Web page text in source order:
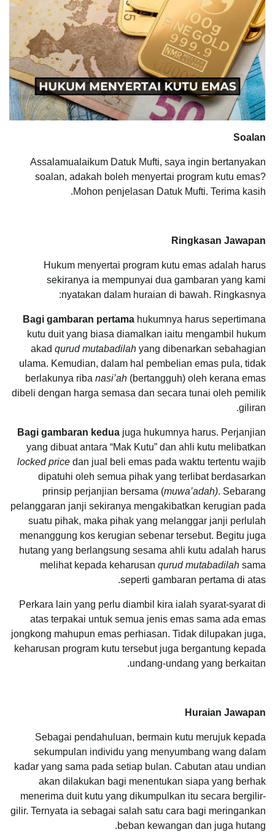
Soalan
Assalamualaikum Datuk Mufti, saya ingin bertanyakan
soalan, adakah boleh menyertai program kutu emas?
Mohon penjelasan Datuk Mufti. Terima kasih.
Ringkasan Jawapan
Hukum menyertai program kutu emas adalah harus
sekiranya ia mempunyai dua gambaran yang kami
nyatakan dalam huraian di bawah. Ringkasnya:
Bagi gambaran pertama hukumnya harus sepertimana
kutu duit yang biasa diamalkan iaitu mengambil hukum
akad qurud mutabadilah yang dibenarkan sebahagian
ulama. Kemudian, dalam hal pembelian emas pula, tidak
berlakunya riba nasi’ah (bertangguh) oleh kerana emas
dibeli dengan harga semasa dan secara tunai oleh pemilik
giliran.
Bagi gambaran kedua juga hukumnya harus. Perjanjian
yang dibuat antara “Mak Kutu” dan ahli kutu melibatkan
locked price dan jual beli emas pada waktu tertentu wajib
dipatuhi oleh semua pihak yang terlibat berdasarkan
prinsip perjanjian bersama (muwa’adah). Sebarang
pelanggaran janji sekiranya mengakibatkan kerugian pada
suatu pihak, maka pihak yang melanggar janji perlulah
menanggung kos kerugian sebenar tersebut. Begitu juga
hutang yang berlangsung sesama ahli kutu adalah harus
melihat kepada keharusan qurud mutabadilah sama
seperti gambaran pertama di atas.
Perkara lain yang perlu diambil kira ialah syarat-syarat di
atas terpakai untuk semua jenis emas sama ada emas
jongkong mahupun emas perhiasan. Tidak dilupakan juga,
keharusan program kutu tersebut juga bergantung kepada
undang-undang yang berkaitan.
Huraian Jawapan
Sebagai pendahuluan, bermain kutu merujuk kepada
sekumpulan individu yang menyumbang wang dalam
kadar yang sama pada setiap bulan. Cabutan atau undian
akan dilakukan bagi menentukan siapa yang berhak
menerima duit kutu yang dikumpulkan itu secara bergilir-
gilir. Ternyata ia sebagai salah satu cara bagi meringankan
beban kewangan dan juga hutang.